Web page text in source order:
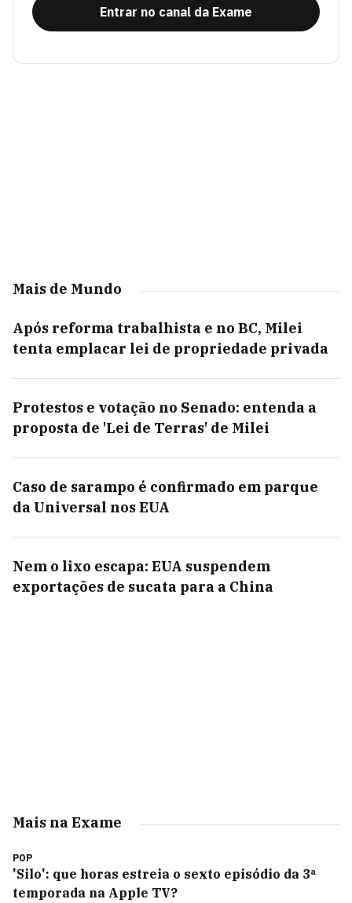
Entrar no canal da Exame
Mais de Mundo
Após reforma trabalhista e no BC, Milei
tenta emplacar lei de propriedade privada
Protestos e votação no Senado: entenda a
proposta de 'Lei de Terras' de Milei
Caso de sarampo é confirmado em parque
da Universal nos EUA
Nem o lixo escapa: EUA suspendem
exportações de sucata para a China
Mais na Exame
POP
'Silo': que horas estreia o sexto episódio da 3ª
temporada na Apple TV?